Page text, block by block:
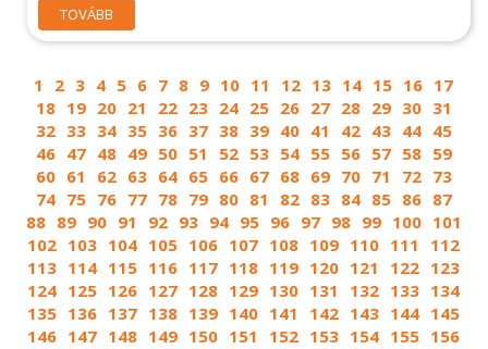
TOVÁBB
1 2 3 4 5 6 7 8 9 10 11 12 13 14 15 16 17
18 19 20 21 22 23 24 25 26 27 28 29 30 31
32 33 34 35 36 37 38 39 40 41 42 43 44 45
46 47 48 49 50 51 52 53 54 55 56 57 58 59
60 61 62 63 64 65 66 67 68 69 70 71 72 73
74 75 76 77 78 79 80 81 82 83 84 85 86 87
88 89 90 91 92 93 94 95 96 97 98 99 100 101
102 103 104 105 106 107 108 109 110 111
112
113 114 115 116 117 118 119 120 121 122 123
124 125 126 127 128 129 130 131 132 133 134
135 136 137 138 139 140 141 142 143 144 145
146 147 148 149 150 151 152 153 154 155 156